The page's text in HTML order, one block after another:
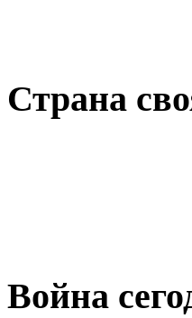
Страна
Война